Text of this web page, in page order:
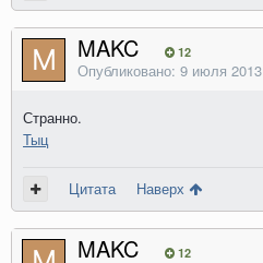
MAKC 12
Опубликовано: 9 июля 2013
Странно.
Тыц
Цитата Наверх
MAKC 12